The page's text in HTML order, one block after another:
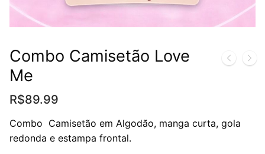
Combo Camisetão Love
Me
R$89.99
Combo Camisetão em Algodão, manga curta, gola
redonda e estampa frontal.